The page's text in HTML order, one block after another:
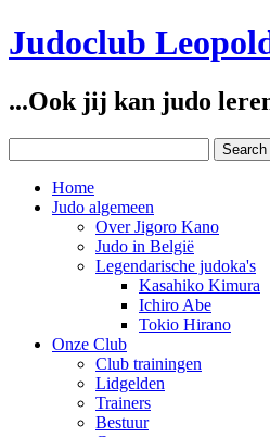
Judoclub
...Ook jij kan judo
Home
Judo algemeen
Over Jigoro Kano
Judo in België
Legendarische judoka's
Kasahiko Kimura
Ichiro Abe
Tokio Hirano
Onze Club
Club trainingen
Lidgelden
Trainers
Bestuur